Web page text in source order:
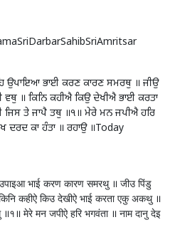
ਉਪਾਇਆ ਭਾਈ ਕਰਣ ਕਾਰਣ ਸਮਰਥੁ ॥ ਜੀਉ
॥ ਕਿਨਿ ਕਹੀਐ ਕਿਉ ਦੇਖੀਐ ਭਾਈ ਕਰਤਾ
ਤੇ ਜਾਪੈ ਤਥੁ ॥੧॥ ਮੇਰੇ ਮਨ ਜਪੀਐ ਹਰਿ
ਕਾ ਹੰਤਾ ॥ ਰਹਾਉ ॥Today
भाई करण कारण समरथु ॥ जीउ पिंडु
कहीऐ किउ देखीऐ भाई करता एकु अकथु ॥
मेरे मन जपीऐ हरि भगवंता ॥ नाम दानु देइ